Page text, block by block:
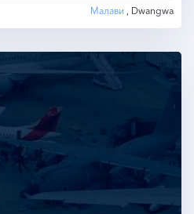
Малави , Dwangwa